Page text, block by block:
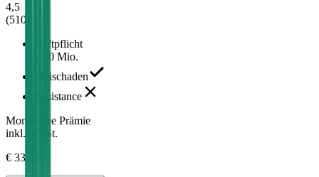
4,5
(510
Haftpflicht
€ 20 Mio.
Freischaden
Assistance
Monatliche Prämie
inkl. mVSt.
€ 33,36